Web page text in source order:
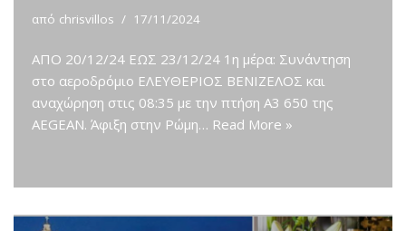
από chrisvillos 17/11/2024
ΑΠΟ 20/12/24 ΕΩΣ 23/12/24 1η μέρα: Συνάντηση
στο αεροδρόμιο ΕΛΕΥΘΕΡΙΟΣ ΒΕΝΙΖΕΛΟΣ και
αναχώρηση στις 08:35 με την πτήση Α3 650 της
AEGEAN. Άφιξη στην Ρώμη… Read More »